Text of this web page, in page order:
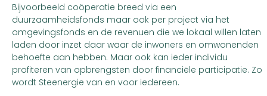
Bijvoorbeeld coöperatie breed via een
duurzaamheidsfonds maar ook per project via het
omgevingsfonds en de revenuen die we lokaal willen laten
laden door inzet daar waar de inwoners en omwonenden
behoefte aan hebben. Maar ook kan ieder individu
profiteren van opbrengsten door financiële participatie. Zo
wordt Steenergie van en voor iedereen.